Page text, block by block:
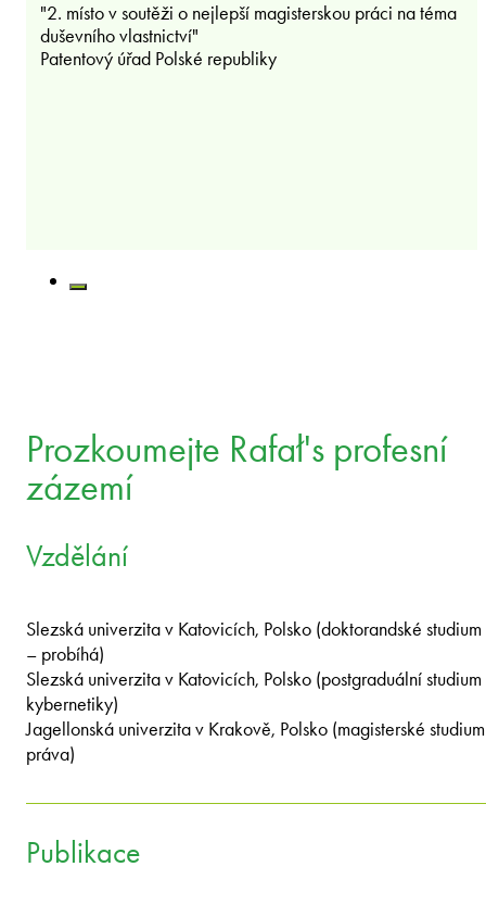
"2. místo v soutěži o nejlepší magisterskou práci na téma
duševního vlastnictví"
Patentový úřad Polské republiky
Prozkoumejte Rafał's profesní
zázemí
Vzdělání
Slezská univerzita v Katovicích, Polsko (doktorandské studium
– probíhá)
Slezská univerzita v Katovicích, Polsko (postgraduální studium
kybernetiky)
Jagellonská univerzita v Krakově, Polsko (magisterské studium
práva)
Publikace